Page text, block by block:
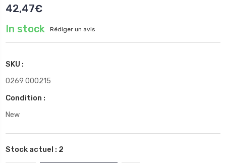
42,47€
In stock
Rédiger un avis
SKU :
0269 000215
Condition :
New
Stock actuel : 2